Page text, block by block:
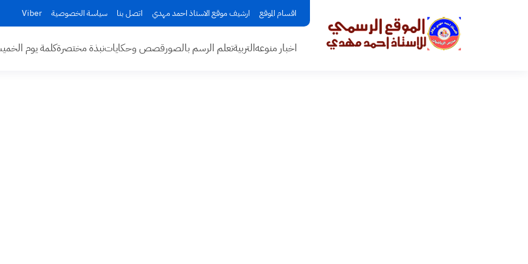
اقسام الموقع ارشيف موقع الاستاذ احمد مهدي اتصل بنا سياسة الخصوصية Viber
اخبار منوعهالتربيةتعلم الرسم بالصورقصص وحكاياتنبذة مختصرةكلمة يوم